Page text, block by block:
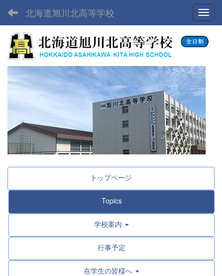
北海道旭川北高等学校
トップページ
Topics
学校案内
行事予定
在学生の皆様へ